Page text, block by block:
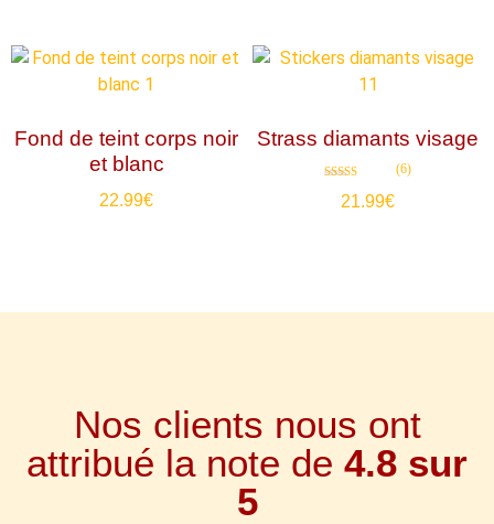
Fond de teint corps noir
et blanc
22.99€
Strass diamants visage
4.67
(6)
21.99€
Nos clients nous ont
attribué la note de 4.8 sur
5